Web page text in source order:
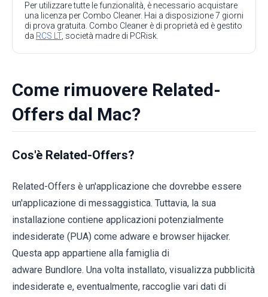
Per utilizzare tutte le funzionalità, è necessario acquistare
una licenza per Combo Cleaner. Hai a disposizione 7 giorni
di prova gratuita. Combo Cleaner è di proprietà ed è gestito
da RCS LT, società madre di PCRisk.
Come rimuovere Related-
Offers dal Mac?
Cos'è Related-Offers?
Related-Offers è un'applicazione che dovrebbe essere
un'applicazione di messaggistica. Tuttavia, la sua
installazione contiene applicazioni potenzialmente
indesiderate (PUA) come adware e browser hijacker.
Questa app appartiene alla famiglia di
adware Bundlore. Una volta installato, visualizza pubblicità
indesiderate e, eventualmente, raccoglie vari dati di